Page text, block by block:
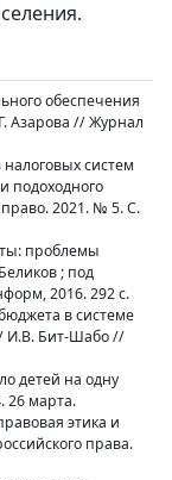
обеспечения
Азарова // Журнал
систем
подоходного
2021. № 5. С.
проблемы
; под
2016. 292 с.
в системе
/ И.В. Бит-Шабо //
детей на одну
26 марта.
этика и
права.